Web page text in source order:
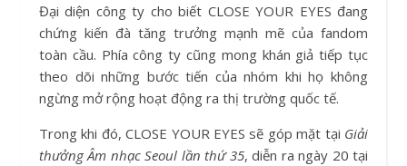
Đại diện công ty cho biết CLOSE YOUR EYES đang
chứng kiến đà tăng trưởng mạnh mẽ của fandom
toàn cầu. Phía công ty cũng mong khán giả tiếp tục
theo dõi những bước tiến của nhóm khi họ không
ngừng mở rộng hoạt động ra thị trường quốc tế.
Trong khi đó, CLOSE YOUR EYES sẽ góp mặt tại Giải
thưởng Âm nhạc Seoul lần thứ 35, diễn ra ngày 20 tại